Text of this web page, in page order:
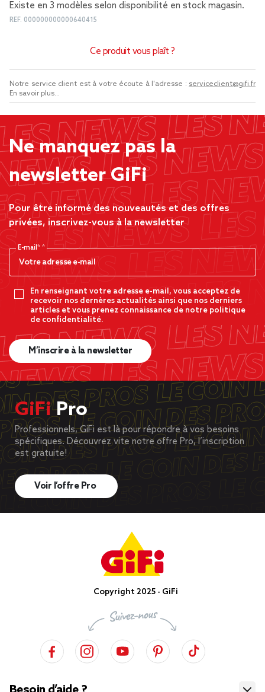
Existe en 3 modèles selon disponibilité en stock magasin.
REF. 000000000000640415
Ce produit vous plaît ?
Notre service client est à votre écoute à l'adresse : serviceclient@gifi.fr
En savoir plus...
Ne manquez pas la
newsletter GiFi
Pour être informé des nouveautés et des offres
privées, inscrivez-vous à la newsletter
E-mail*
En renseignant votre adresse e-mail, vous acceptez de
recevoir nos dernères actualités ainsi que nos derniers
articles et vous prenez connaissance de notre politique
de confidentialité.
M’inscrire à la newsletter
GiFiPro
Professionnels, GiFi est là pour répondre à vos besoins
spécifiques. Découvrez vite notre offre Pro, l’inscription
est gratuite!
Voir l’offre Pro
Copyright 2025 - GiFi